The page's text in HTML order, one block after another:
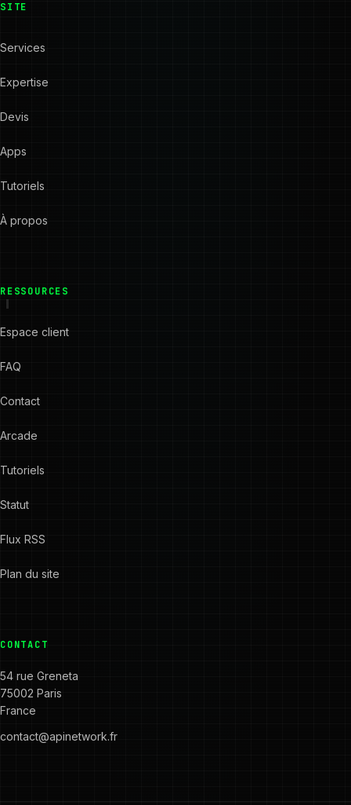
SITE
Services
Expertise
Devis
Apps
Tutoriels
À propos
RESSOURCES
Espace client
FAQ
Contact
Arcade
Tutoriels
Statut
Flux RSS
Plan du site
CONTACT
54 rue Greneta
75002 Paris
France
contact@apinetwork.fr